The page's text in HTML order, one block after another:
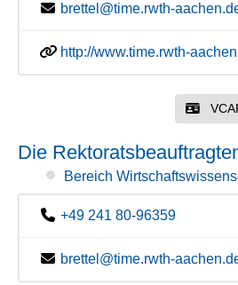
brettel@time.rwth-
http://www.time.rwth-
Die
Bereich
+49 241 80-96359
brettel@time.rwth-